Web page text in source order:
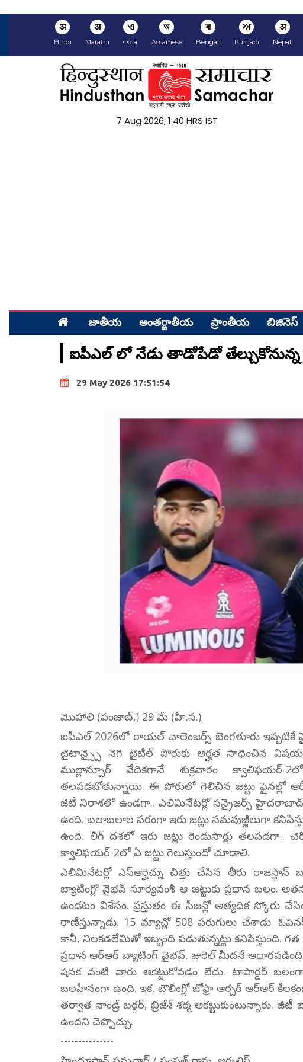
अ
Hindi
अ
Marathi
ଏ
Odia
অ
Assamese
বা
Bengali
ਅ
Punjabi
अ
Nepali
7 Aug 2026, 1:40 HRS IST
జాతీయ అంత‌ర్జాతీయ ప్రాంతీయ‌ బిజినెస్
ఐపీఎల్ లో నేడు తాడోపేడో తేల్చుకోనున్న
29 May 2026 17:51:54
మొహాలి (పంజాబ్,) 29 మే (హి.స.)
ఐపీఎల్-2026లో రాయల్ చాలెంజర్స్ బెంగళూరు ఇప్పటికే
టైటాన్స్పై నెగి టైటిల్ పోరుకు అర్హత సాధించిన
ముల్లాన్పూర్ వేదికగానే శుక్రవారం
తలపడబోతున్నాయి. ఈ పోరులో గెలిచిన జట్టు ఫైనల్లో
జీటీ నిరాశలో ఉండగా.. ఎలిమినేటర్లో సన్రైజర్స్
ఉంది. బలాబలాల పరంగా ఇరు జట్లు సమవుజ్జీలుగా
ఉంది. లీగ్ దశలో ఇరు జట్లు రెండుసార్లు
క్వాలిఫయర్-2లో ఏ జట్టు గెలుస్తుందో చూడాలి.
ఎలిమినేటర్లో ఎస్ఆర్హెచ్ను చిత్తు చేసిన తీరు
బ్యాటింగ్లో వైభవ్ సూర్యవంశీ ఆ జట్టుకు ప్రధాన బలం.
ఉండటం విశేసం. ప్రస్తుతం ఈ సీజన్లో అత్యధిక స్కోరు
రాణిస్తున్నాడు. 15 మ్యాచ్లో 508 పరుగులు చేశాడు.
కానీ, నిలకడలేమితో ఇబ్బంది పడుతున్నట్టు కనిపిస్తుంది.
ప్రధాన ఆర్ఆర్ బ్యాటింగ్ వైభవ్, జురెల్ మీదనే
షనక వంటి వారు ఆకట్టుకోవడం లేదు. టాపార్డర్
బలహీనంగా ఉంది. ఇక, బౌలింగ్లో జోఫ్రా ఆర్చర్ ఆర్ఆర్
తర్వాత నాండ్రే బర్గర్, బ్రిజేశ్ శర్మ
ఉందని చెప్పొచ్చు.
---------------